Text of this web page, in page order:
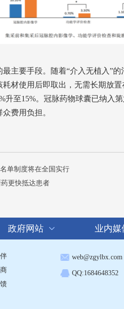
主要手段。随着“介入无植入”
材使用后即取出，无需长期放
升至15%。冠脉药物球囊已纳入
费用负担。
单制度将在全国实行
更快抵达患者
政府网站 业内媒
web@zgylbx.com
QQ:1684648352